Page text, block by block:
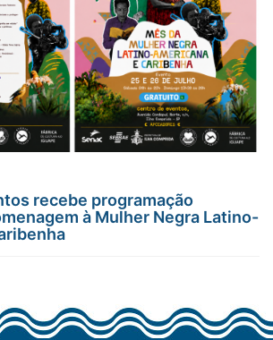
recebe programação
à Mulher Negra Latino-